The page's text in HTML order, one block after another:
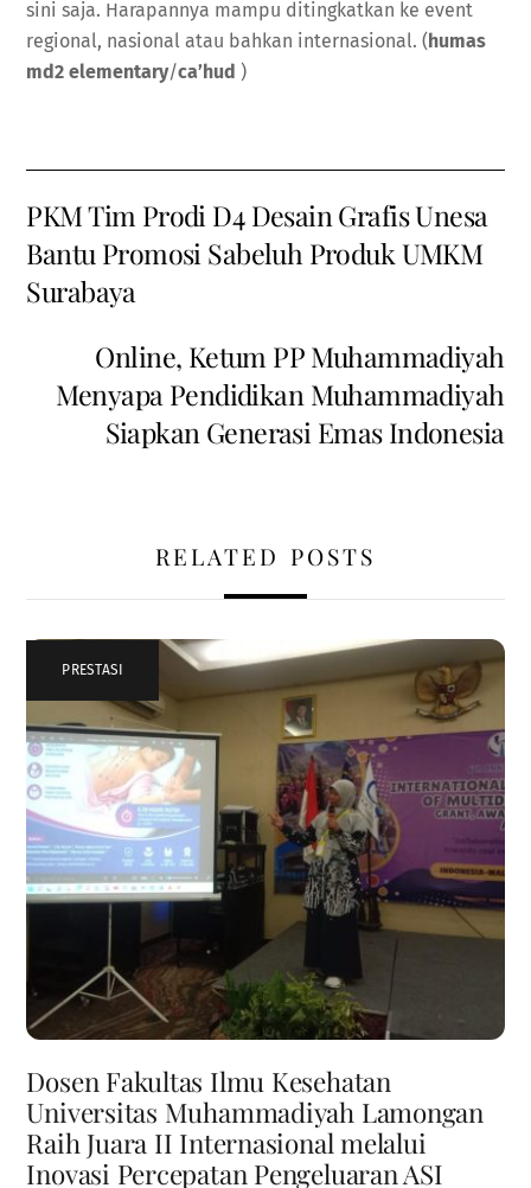
sini saja. Harapannya mampu ditingkatkan ke event
regional, nasional atau bahkan internasional. (humas
md2 elementary/ca’hud )
PKM Tim Prodi D4 Desain Grafis Unesa
Bantu Promosi Sabeluh Produk UMKM
Surabaya
Online, Ketum PP Muhammadiyah
Menyapa Pendidikan Muhammadiyah
Siapkan Generasi Emas Indonesia
RELATED POSTS
PRESTASI
Dosen Fakultas Ilmu Kesehatan
Universitas Muhammadiyah Lamongan
Raih Juara II Internasional melalui
Inovasi Percepatan Pengeluaran ASI